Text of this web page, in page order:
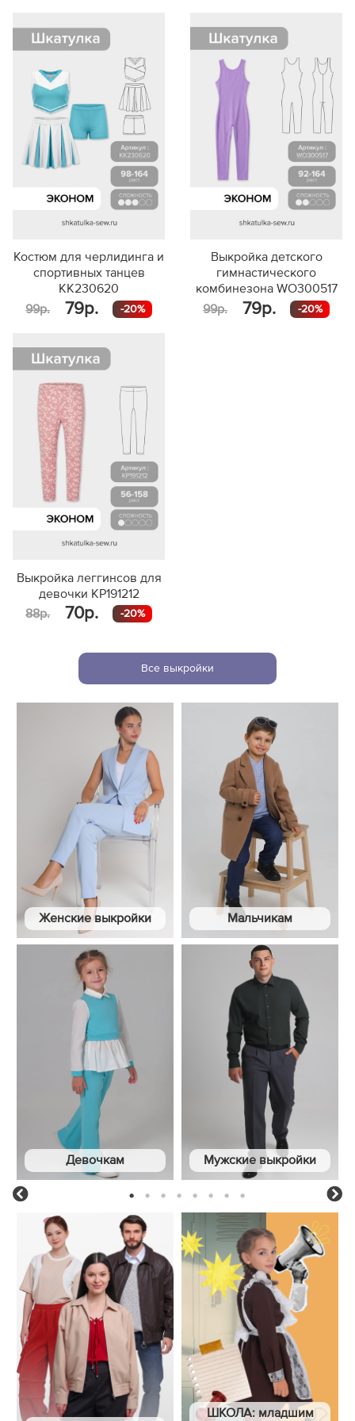
Костюм для черлидинга и
спортивных танцев
KK230620
99р.
79р. -20%
Выкройка детского
гимнастического
комбинезона WO300517
99р.
79р. -20%
Выкройка леггинсов для
девочки KP191212
88р.
70р. -20%
Все выкройки
Женские выкройки
Девочкам
Мальчикам
Мужские выкройки
1 2 3 4 5 6 7 8
ШКОЛА: младшим